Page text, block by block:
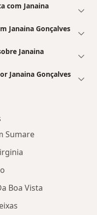
com Janaina
Janaina Gonçalves
Janaina
Janaina Gonçalves
Sumare
Boa Vista